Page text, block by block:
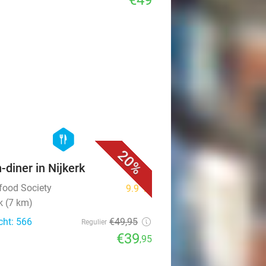
20%
hexagon
food
diner in Nijkerk
Society 9.9star
(7 km)
566
Regulier €49,95
€39,95